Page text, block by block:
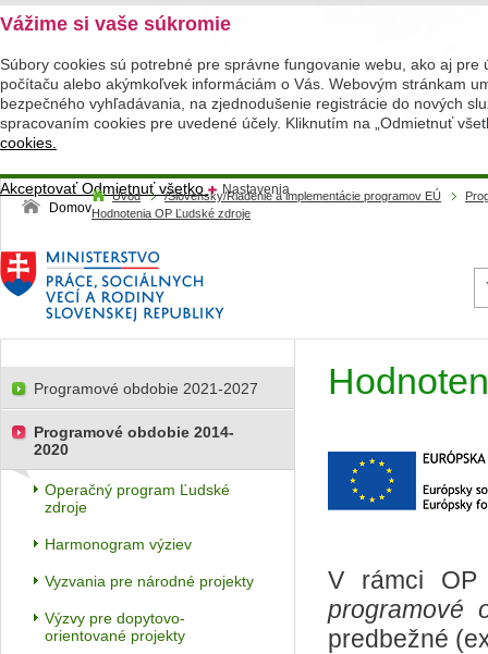
Vážime si vaše súkromie
Súbory cookies sú potrebné pre správne fungovanie webu, ako aj
počítaču alebo akýmkoľvek informáciám o Vás. Webovým stránkam
bezpečného vyhľadávania, na zjednodušenie registrácie do nových
spracovaním cookies pre uvedené účely. Kliknutím na „Odmietnuť
cookies.
AkceptovaťOdmietnuť všetko
Nastavenia
Domov
Úvod /Slovensky/Riadenie a implementácie programov EÚ
Hodnotenia OP Ľudské zdroje
V rámci
programové
predbežné
Programové obdobie 2021-2027
Programové obdobie 2014-
2020
Operačný program Ľudské
zdroje
Harmonogram výziev
Vyzvania pre národné projekty
Výzvy pre dopytovo-
orientované projekty